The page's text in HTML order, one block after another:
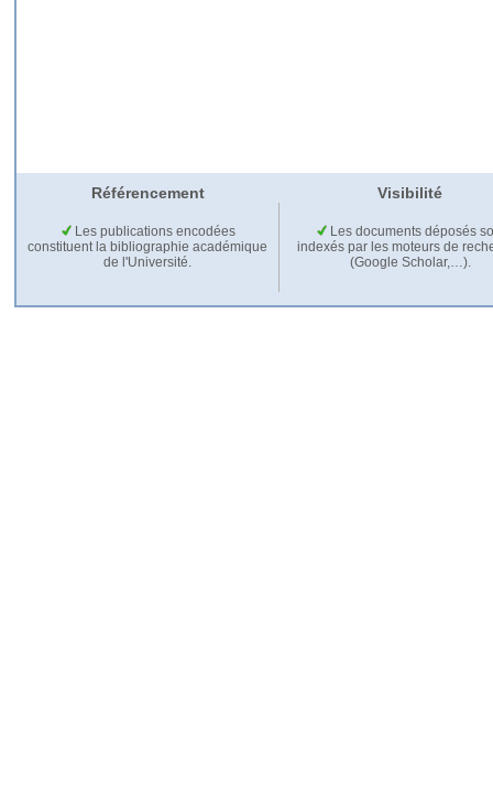
Référencement Visibilité
Les publications encodées
constituent la bibliographie académique
de l'Université.
Les documents déposés
indexés par les moteurs de
(Google Scholar,…).